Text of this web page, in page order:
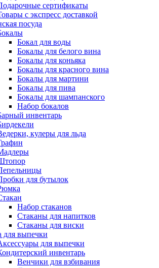
сертификаты
с экспресс доставкой
посуда
Бокал для воды
Бокалы для белого вина
Бокалы для коньяка
Бокалы для красного вина
Бокалы для мартини
Бокалы для пива
Бокалы для шампанского
Набор бокалов
инвентарь
кулеры для льда
для бутылок
Набор стаканов
Стаканы для напитков
Стаканы для виски
для выпечки
для выпечки
инвентарь
Венчики для взбивания